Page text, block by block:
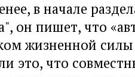
в начале
он пишет, что
жизненной
это, что